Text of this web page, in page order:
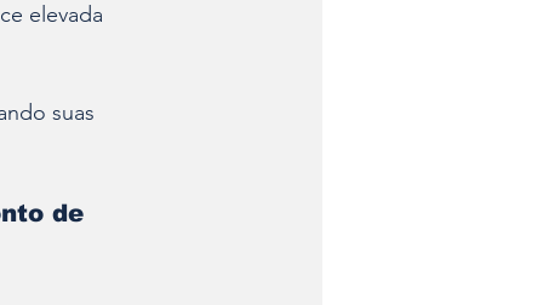
elevada
suas
de